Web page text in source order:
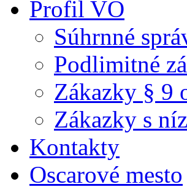
Profil VO
Súhrnné
Podlimitné
Zákazky § 9
Zákazky s
Kontakty
Oscarové mesto